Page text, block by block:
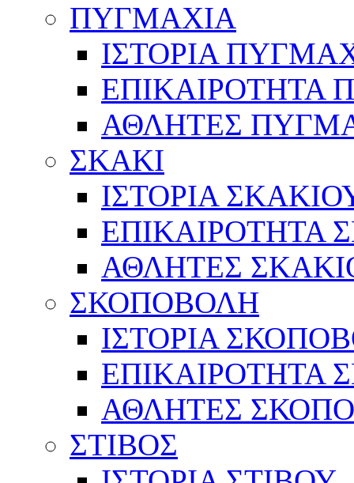
ΠΥΓΜΑΧΙΑ
ΙΣΤΟΡΙΑ
ΕΠΙΚΑΙΡΟΤΗΤΑ
ΑΘΛΗΤΕΣ
ΣΚΑΚΙ
ΙΣΤΟΡΙΑ
ΕΠΙΚΑΙΡΟΤΗΤΑ
ΑΘΛΗΤΕΣ
ΣΚΟΠΟΒΟΛΗ
ΙΣΤΟΡΙΑ
ΕΠΙΚΑΙΡΟΤΗΤΑ
ΑΘΛΗΤΕΣ
ΣΤΙΒΟΣ